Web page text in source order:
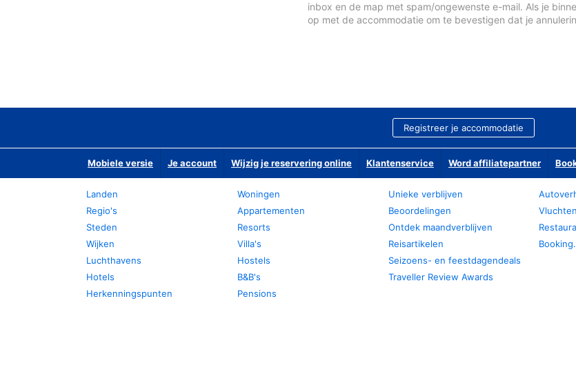
inbox en de map met spam/ongewenste e-mail. Als je
op met de accommodatie om te bevestigen dat je
Registreer je accommodatie
Mobiele versie Je account Wijzig je reservering online Klantenservice Word affiliatepartner
Landen
Regio's
Steden
Wijken
Luchthavens
Hotels
Herkenningspunten
Woningen
Appartementen
Resorts
Villa's
Hostels
B&B's
Pensions
Unieke verblijven
Beoordelingen
Ontdek maandverblijven
Reisartikelen
Seizoens- en feestdagendeals
Traveller Review Awards